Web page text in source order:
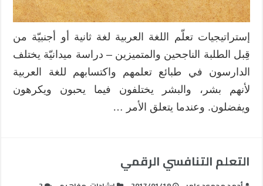
إستراتيجيات تعلّم اللغة العربية لغة ثانية أو أجنبيّة من
قِبل الطلبة الناجحين والمتميزين – دراسة ميدانيّة يختلف
الدارسون في طبائع تعلمهم واكتسابهم للغة العربية
لأنهم بشر، والبشر يختلفون فيما يحبون ويكرهون
ويفضلون. وعندما يتعلق الأمر …
التعلم التنافسي الرقمي